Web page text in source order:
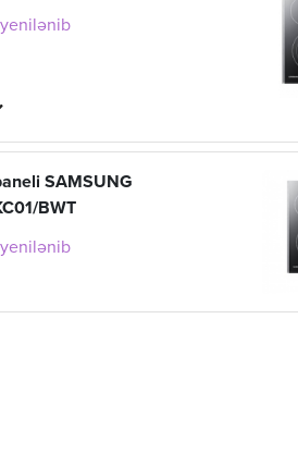
SAMSUNG
BWT